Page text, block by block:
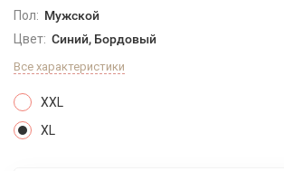
Пол: Мужской
Цвет: Синий, Бордовый
Все характеристики
XXL
XL